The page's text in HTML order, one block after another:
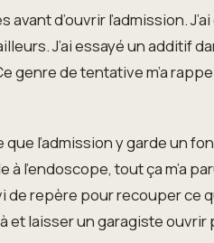
d’ouvrir l’admission.
J’ai essayé un additif
genre de tentative m’a
l’admission y garde un
l’endoscope, tout ça m’a
de repère pour recouper ce
et laisser un garagiste